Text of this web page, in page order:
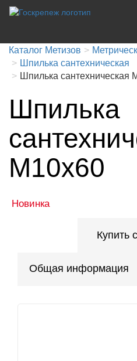
Каталог Метизов
Шпилька сантехническая
Шпилька сантехническая
Шпилька
М10x60
Новинка
Купить
Общая информация